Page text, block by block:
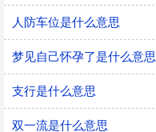
人防车位是什么意思
梦见自己怀孕了是什么意思
支行是什么意思
双一流是什么意思